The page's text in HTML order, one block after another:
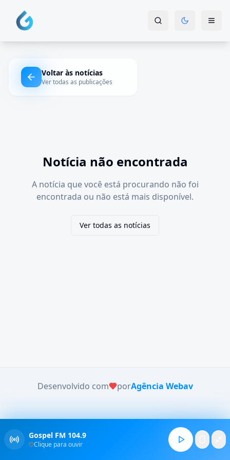
Voltar às notícias
Ver todas as publicações
Notícia não encontrada
A notícia que você está procurando não foi
encontrada ou não está mais disponível.
Ver todas as notícias
Desenvolvido com porAgência Webav
Gospel FM 104.9
Clique para ouvir